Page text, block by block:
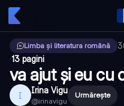
Limba și literatura română
·13 pagini
va ajut și eu cu
I Irina Vigu
@irinavigu
Urmărește